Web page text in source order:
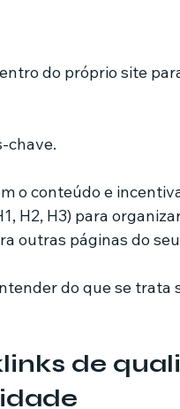
do próprio site
chave.
o conteúdo e
H2, H3) para
outras páginas do
do que se trata
de